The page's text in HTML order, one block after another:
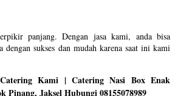
panjang. Dengan jasa kami, anda bisa
dengan sukses dan mudah karena saat ini kami
Kami | Catering Nasi Box Enak
Pinang, Jaksel Hubungi 08155078989